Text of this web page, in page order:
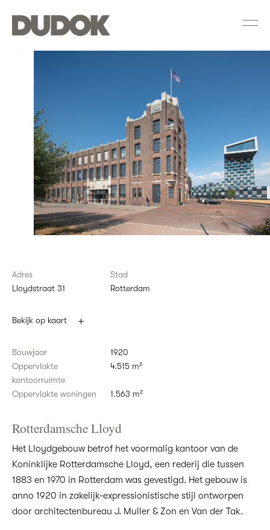
Rotterdamsche
Lloyd
Adres
Lloydstraat 31
Stad
Rotterdam
Bekijk op kaart
Bouwjaar
1920
Oppervlakte
kantoorruimte
4.515 m²
Oppervlakte woningen 1.563 m²
Rotterdamsche Lloyd
Het Lloydgebouw betrof het voormalig kantoor van de
Koninklijke Rotterdamsche Lloyd, een rederij die tussen
1883 en 1970 in Rotterdam was gevestigd. Het gebouw is
anno 1920 in zakelijk-expressionistische stijl ontworpen
door architectenbureau J. Muller & Zon en Van der Tak.